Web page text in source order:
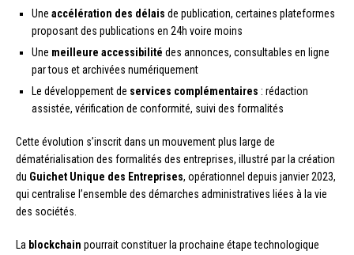
Une accélération des délais de publication, certaines plateformes
proposant des publications en 24h voire moins
Une meilleure accessibilité des annonces, consultables en ligne
par tous et archivées numériquement
Le développement de services complémentaires : rédaction
assistée, vérification de conformité, suivi des formalités
Cette évolution s’inscrit dans un mouvement plus large de
dématérialisation des formalités des entreprises, illustré par la création
du Guichet Unique des Entreprises, opérationnel depuis janvier 2023,
qui centralise l’ensemble des démarches administratives liées à la vie
des sociétés.
La blockchain pourrait constituer la prochaine étape technologique